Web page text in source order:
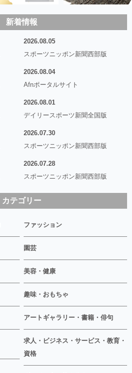
新着情報
2026.08.05
スポーツニッポン新聞西部版
2026.08.04
Afnポータルサイト
2026.08.01
デイリースポーツ新聞全国版
2026.07.30
スポーツニッポン新聞西部版
2026.07.28
スポーツニッポン新聞西部版
カテゴリー
ファッション
園芸
美容・健康
趣味・おもちゃ
アートギャラリー・書籍・俳句
求人・ビジネス・サービス・教育・
資格